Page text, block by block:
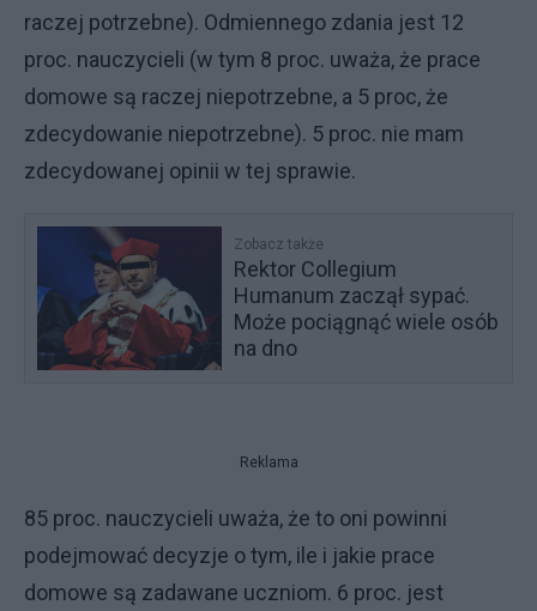
raczej potrzebne). Odmiennego zdania jest 12
proc. nauczycieli (w tym 8 proc. uważa, że prace
domowe są raczej niepotrzebne, a 5 proc, że
zdecydowanie niepotrzebne). 5 proc. nie mam
zdecydowanej opinii w tej sprawie.
Zobacz także
Rektor Collegium
Humanum zaczął sypać.
Może pociągnąć wiele osób
na dno
Reklama
85 proc. nauczycieli uważa, że to oni powinni
podejmować decyzje o tym, ile i jakie prace
domowe są zadawane uczniom. 6 proc. jest